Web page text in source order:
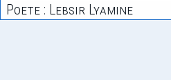
Poete : Lebsir Lyamine